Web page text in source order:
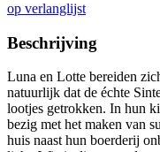
op verlanglijst
Beschrijving
Luna en Lotte bereiden
natuurlijk dat de échte
lootjes getrokken. In hun
bezig met het maken van
huis naast hun boerderij